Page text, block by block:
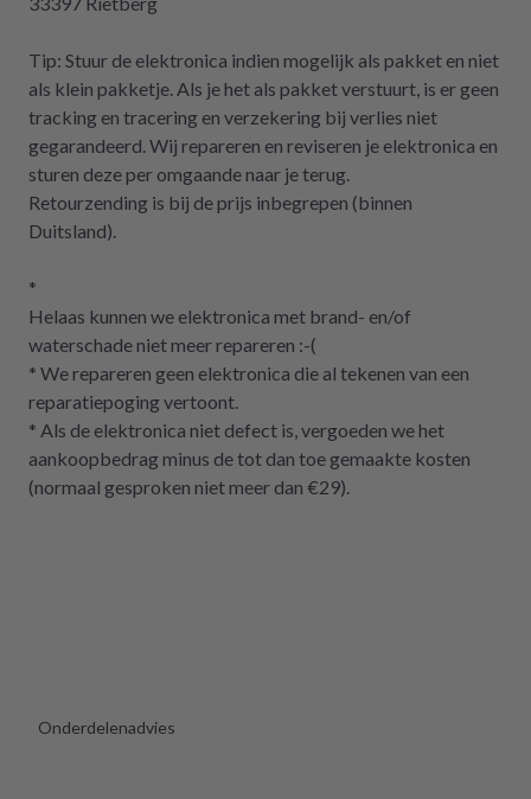
Tip: Stuur de elektronica indien mogelijk als pakket en niet
als klein pakketje. Als je het als pakket verstuurt, is er geen
tracking en tracering en verzekering bij verlies niet
gegarandeerd. Wij repareren en reviseren je elektronica en
sturen deze per omgaande naar je terug.
Retourzending is bij de prijs inbegrepen (binnen
Duitsland).
*
Helaas kunnen we elektronica met brand- en/of
waterschade niet meer repareren :-(
* We repareren geen elektronica die al tekenen van een
reparatiepoging vertoont.
* Als de elektronica niet defect is, vergoeden we het
aankoopbedrag minus de tot dan toe gemaakte kosten
(normaal gesproken niet meer dan €29).
Onderdelenadvies